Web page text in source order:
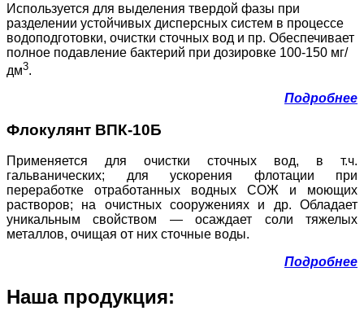
Используется для выделения твердой фазы при
разделении устойчивых дисперсных систем в процессе
водоподготовки, очистки сточных вод и пр. Обеспечивает
полное подавление бактерий при дозировке 100-150 мг/
дм3.
Подробнее
Флокулянт ВПК-10Б
Применяется для очистки сточных вод, в т.ч.
гальванических; для ускорения флотации при
переработке отработанных водных СОЖ и моющих
растворов; на очистных сооружениях и др. Обладает
уникальным свойством — осаждает соли тяжелых
металлов, очищая от них сточные воды.
Подробнее
Наша продукция: